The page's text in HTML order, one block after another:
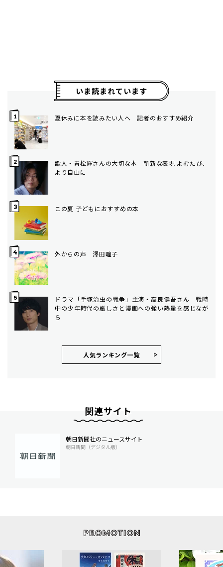
いま読まれています
夏休みに本を読みたい人へ 記者のおすすめ紹介
歌人・青松輝さんの大切な本 斬新な表現 よむたび、
より自由に
この夏 子どもにおすすめの本
外からの声 澤田瞳子
ドラマ「手塚治虫の戦争」主演・高良健吾さん 戦時
中の少年時代の厳しさと漫画への強い熱量を感じなが
ら
人気ランキング⼀覧
関連サイト
朝日新聞社のニュースサイト
朝日新聞（デジタル版）